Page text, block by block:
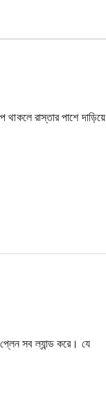
রাস্তার পাশে দাড়িয়ে
সব ল্যান্ড করে। যে